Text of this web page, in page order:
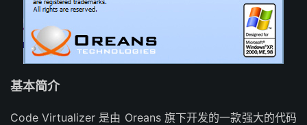
基本简介
Code Virtualizer 是由 Oreans 旗下开发的一款强大的代码